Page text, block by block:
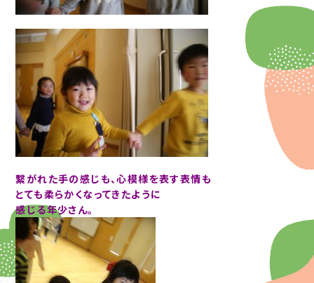
繋がれた手の感じも、心模様を表す表情も
とても柔らかくなってきたように
感じる年少さん。